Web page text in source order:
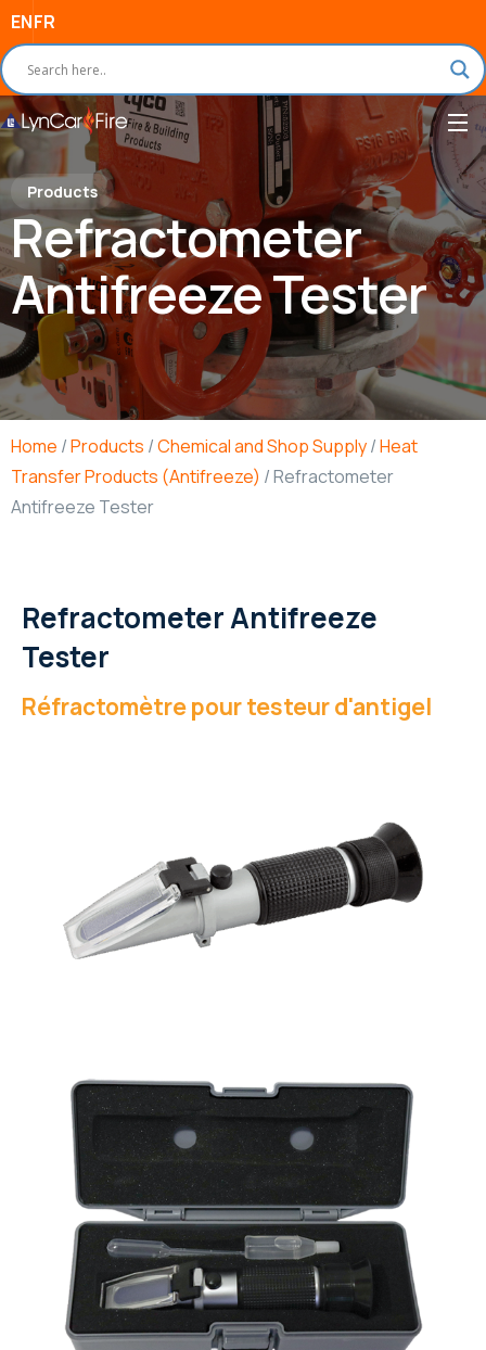
ENFR
Products
Refractometer
Antifreeze Tester
Home /Products /Chemical and Shop Supply/Heat
Transfer Products (Antifreeze) / Refractometer
Antifreeze Tester
Refractometer Antifreeze
Tester
Réfractomètre pour testeur d'antigel